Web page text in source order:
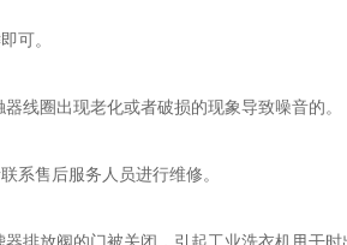
可。
圈出现老化或者破损的现象导致噪音的。
售后服务人员进行维修。